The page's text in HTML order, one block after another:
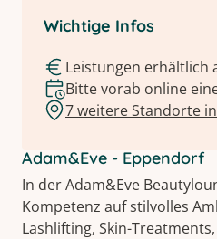
Wichtige Infos
Leistungen erhältlich
Bitte vorab online
7 weitere Standorte
Adam&Eve - Eppendorf
In der Adam&Eve
Kompetenz auf stilvolles
Lashlifting, Skin-